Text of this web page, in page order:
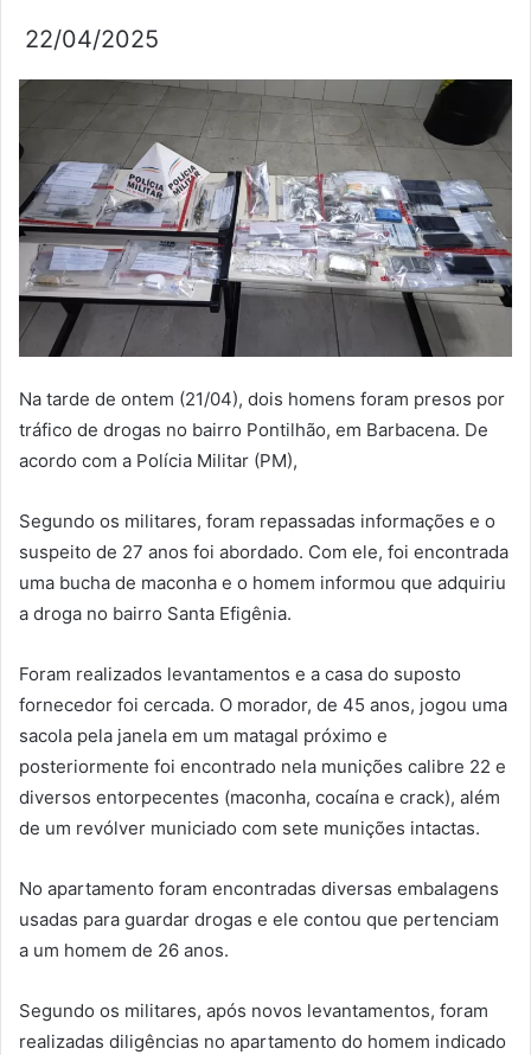
22/04/2025
Na tarde de ontem (21/04), dois homens foram presos por
tráfico de drogas no bairro Pontilhão, em Barbacena. De
acordo com a Polícia Militar (PM),
Segundo os militares, foram repassadas informações e o
suspeito de 27 anos foi abordado. Com ele, foi encontrada
uma bucha de maconha e o homem informou que adquiriu
a droga no bairro Santa Efigênia.
Foram realizados levantamentos e a casa do suposto
fornecedor foi cercada. O morador, de 45 anos, jogou uma
sacola pela janela em um matagal próximo e
posteriormente foi encontrado nela munições calibre 22 e
diversos entorpecentes (maconha, cocaína e crack), além
de um revólver municiado com sete munições intactas.
No apartamento foram encontradas diversas embalagens
usadas para guardar drogas e ele contou que pertenciam
a um homem de 26 anos.
Segundo os militares, após novos levantamentos, foram
realizadas diligências no apartamento do homem indicado